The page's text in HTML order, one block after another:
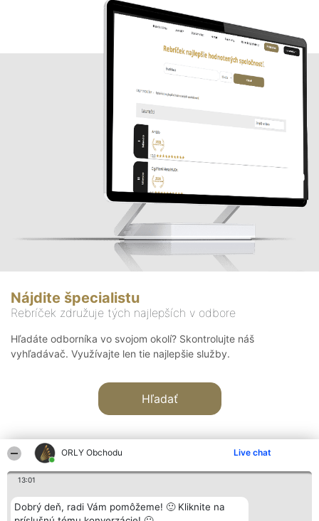
ORLY Obchodu Live chat
13:01
Dobrý deň, radi Vám pomôžeme! 🙂 Kliknite na
Nájdite špecialistu
Rebríček združuje tých najlepších v odbore
Hľadáte odborníka vo svojom okolí? Skontrolujte náš
vyhľadávač. Využívajte len tie najlepšie služby.
Hľadať
Organizátor hodnotenia
Bright Side Solutions sp. z o.
Hodnotenie
Laureáti
Kontakt
Kontakt